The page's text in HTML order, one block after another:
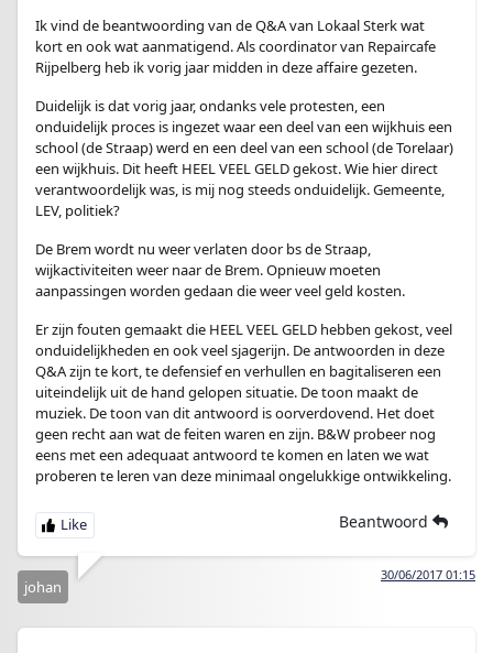
Ik vind de beantwoording van de Q&A van Lokaal Sterk wat
kort en ook wat aanmatigend. Als coordinator van Repaircafe
Rijpelberg heb ik vorig jaar midden in deze affaire gezeten.
Duidelijk is dat vorig jaar, ondanks vele protesten, een
onduidelijk proces is ingezet waar een deel van een wijkhuis een
school (de Straap) werd en een deel van een school (de Torelaar)
een wijkhuis. Dit heeft HEEL VEEL GELD gekost. Wie hier direct
verantwoordelijk was, is mij nog steeds onduidelijk. Gemeente,
LEV, politiek?
De Brem wordt nu weer verlaten door bs de Straap,
wijkactiviteiten weer naar de Brem. Opnieuw moeten
aanpassingen worden gedaan die weer veel geld kosten.
Er zijn fouten gemaakt die HEEL VEEL GELD hebben gekost, veel
onduidelijkheden en ook veel sjagerijn. De antwoorden in deze
Q&A zijn te kort, te defensief en verhullen en bagitaliseren een
uiteindelijk uit de hand gelopen situatie. De toon maakt de
muziek. De toon van dit antwoord is oorverdovend. Het doet
geen recht aan wat de feiten waren en zijn. B&W probeer nog
eens met een adequaat antwoord te komen en laten we wat
proberen te leren van deze minimaal ongelukkige ontwikkeling.
Beantwoord
30/06/2017 01:15
johan